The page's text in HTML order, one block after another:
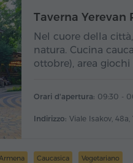
Taverna Yerevan
Nel cuore della
natura. Cucina
ottobre), area giochi
Orari d'apertura: 09:30 -
Indirizzo: Viale Isakov, 48a,
Caucasica Vegetariano